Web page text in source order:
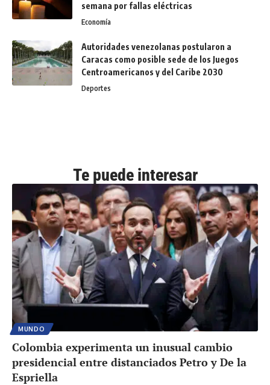
semana por fallas eléctricas
Economía
Autoridades venezolanas postularon a
Caracas como posible sede de los Juegos
Centroamericanos y del Caribe 2030
Deportes
Te puede interesar
MUNDO
Colombia experimenta un inusual cambio
presidencial entre distanciados Petro y De la
Espriella